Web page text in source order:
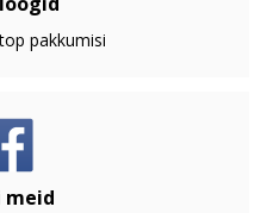
pakkumisi
meid